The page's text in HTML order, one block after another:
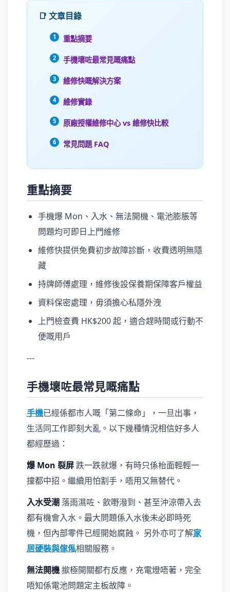
📑 文章目錄
重點摘要
手機壞咗最常見嘅痛點
維修快嘅解決方案
維修實錄
原廠授權維修中心 vs 維修快比較
常見問題 FAQ
重點摘要
手機爆 Mon、入水、無法開機、電池膨脹等
問題均可即日上門維修
維修快提供免費初步故障診斷，收費透明無隱
藏
持牌師傅處理，維修後設保養期保障客戶權益
資料保密處理，毋須擔心私隱外洩
上門檢查費 HK$200 起，適合趕時間或行動不
便嘅用戶
---
手機壞咗最常見嘅痛點
手機已經係都市人嘅「第二條命」，一旦出事，
生活同工作即刻大亂。以下幾種情況相信好多人
都經歷過：
爆 Mon 裂屏跌一跌就爆，有時只係枱面輕輕一
撞都中招。繼續用怕割手，唔用又無替代。
入水受潮 落雨濕咗、飲嘢潑到、甚至沖涼帶入去
都有機會入水。最大問題係入水後未必即時死
機，但內部零件已經開始腐蝕。 另外亦可了解家
居硬裝與傢俬相關服務。
無法開機撳極開關都冇反應，充電燈唔著，完全
唔知係電池問題定主板故障。